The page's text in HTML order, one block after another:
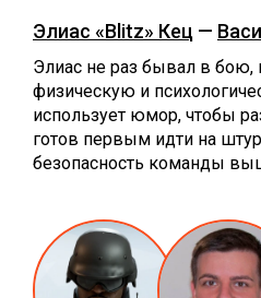
Элиас «Blitz» Кец —
Элиас не раз бывал в бою,
физическую и
использует юмор, чтобы
готов первым идти на
безопасность команды